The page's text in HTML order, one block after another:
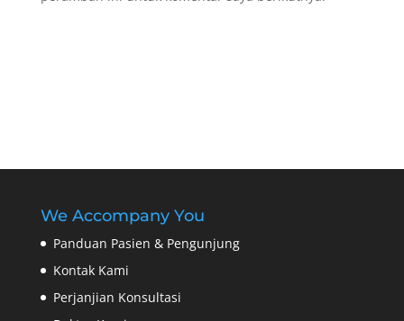
We Accompany You
Panduan Pasien & Pengunjung
Kontak Kami
Perjanjian Konsultasi